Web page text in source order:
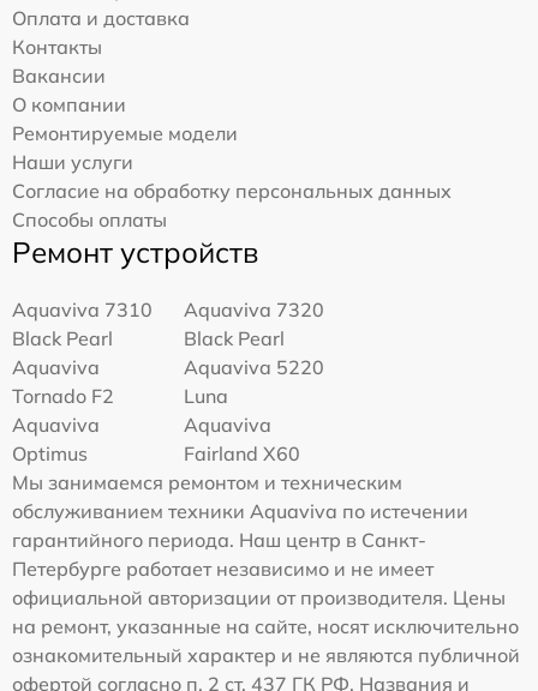
Оплата и доставка
Контакты
Вакансии
О компании
Ремонтируемые модели
Наши услуги
Согласие на обработку персональных данных
Способы оплаты
Ремонт устройств
Aquaviva 7310
Black Pearl
Aquaviva 7320
Black Pearl
Aquaviva
Tornado F2
Aquaviva 5220
Luna
Aquaviva
Optimus
Aquaviva
Fairland X60
Мы занимаемся ремонтом и техническим
обслуживанием техники Aquaviva по истечении
гарантийного периода. Наш центр в Санкт-
Петербурге работает независимо и не имеет
официальной авторизации от производителя. Цены
на ремонт, указанные на сайте, носят исключительно
ознакомительный характер и не являются публичной
офертой согласно п. 2 ст. 437 ГК РФ. Названия и